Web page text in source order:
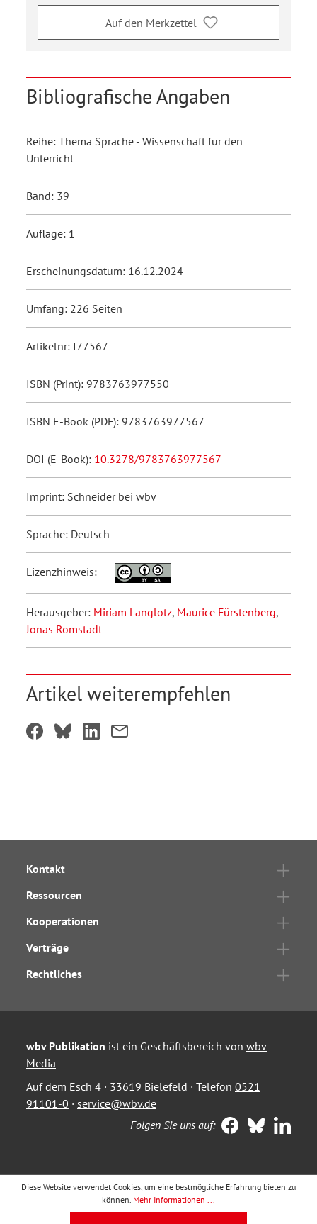
Auf den Merkzettel
Bibliografische Angaben
Reihe: Thema Sprache - Wissenschaft für den
Unterricht
Band: 39
Auflage: 1
Erscheinungsdatum: 16.12.2024
Umfang: 226 Seiten
Artikelnr: I77567
ISBN (Print): 9783763977550
ISBN E-Book (PDF): 9783763977567
DOI (E-Book): 10.3278/9783763977567
Imprint: Schneider bei wbv
Sprache: Deutsch
Lizenzhinweis:
Herausgeber: Miriam Langlotz, Maurice Fürstenberg,
Jonas Romstadt
Artikel weiterempfehlen
Kontakt
Ressourcen
Kooperationen
Verträge
Rechtliches
wbv Publikation ist ein Geschäftsbereich von wbv
Media
Auf dem Esch 4 · 33619 Bielefeld · Telefon 0521
91101-0 · service@wbv.de
Folgen Sie uns auf:
Diese Website verwendet Cookies, um eine bestmögliche Erfahrung bieten zu
können. Mehr Informationen ...